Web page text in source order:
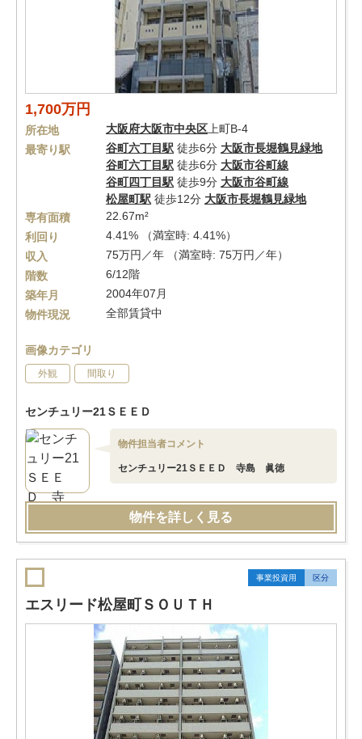
1,700万円
所在地 大阪府大阪市中央区 上町B-4
最寄り駅
谷町六丁目駅 徒歩6分 大阪市長堀鶴見緑地
谷町六丁目駅 徒歩6分 大阪市谷町線
谷町四丁目駅 徒歩9分 大阪市谷町線
松屋町駅 徒歩12分 大阪市長堀鶴見緑地
専有面積
22.67m²
利回り
4.41% （満室時: 4.41%）
収入
75万円／年 （満室時: 75万円／年）
階数
6/12階
築年月
2004年07月
物件現況
全部賃貸中
画像カテゴリ
外観 間取り
センチュリー21ＳＥＥＤ
物件担当者コメント
センチュリー21ＳＥＥＤ 寺島 眞徳
物件を詳しく見る
事業投資用 区分
エスリード松屋町ＳＯＵＴＨ